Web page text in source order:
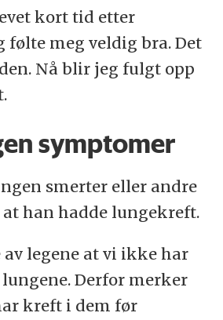
kort tid etter
følte meg veldig bra. Det
Nå blir jeg fulgt opp
symptomer
smerter eller andre
han hadde lungekreft.
legene at vi ikke har
Derfor merker
kreft i dem før